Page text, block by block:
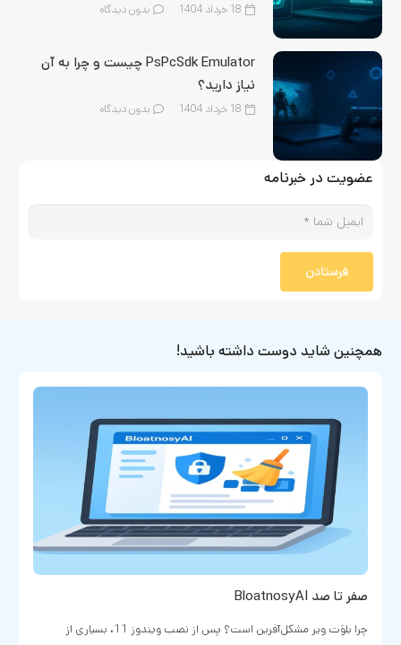
18 خرداد 1404 بدون دیدگاه
PsPcSdk Emulator چیست و چرا به آن
نیاز دارید؟
18 خرداد 1404 بدون دیدگاه
عضویت در خبرنامه
فرستادن
همچنین شاید دوست داشته باشید!
صفر تا صد BloatnosyAI
چرا بلوَت‌ ویر مشکل‌آفرین است؟ پس از نصب ویندوز 11، بسیاری از